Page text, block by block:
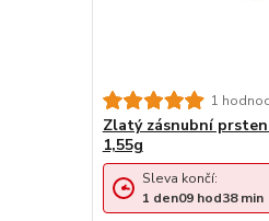
1
Zlatý zásnubní
1,55g
Sleva končí:
1 den09 hod38min